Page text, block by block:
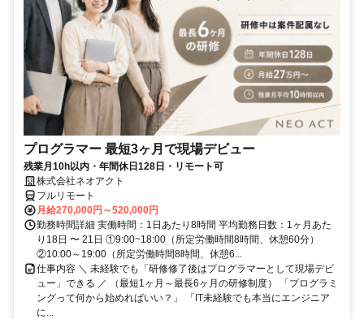
プログラマー 最短3ヶ月で現場デビュー
残業月10h以内・年間休日128日・リモート可
株式会社ネオアクト
フルリモート
月給270,000円～520,000円
勤務時間詳細 実働時間：1日あたり8時間 平均勤務日数：1ヶ月あた
り18日 〜 21日 ①9:00~18:00（所定労働時間8時間、休憩60分）
②10:00～19:00（所定労働時間8時間、休憩6...
仕事内容 ＼ 未経験でも「研修修了後はプログラマーとして現場デビ
ュー」できる ／ （最短1ヶ月～最長6ヶ月の研修制度） 「プログラミ
ングって何から始めればいい？」 「IT未経験でも本当にエンジニア
に...